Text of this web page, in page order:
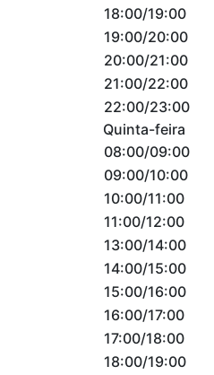
18:00/19:00
19:00/20:00
20:00/21:00
21:00/22:00
22:00/23:00
Quinta-feira
08:00/09:00
09:00/10:00
10:00/11:00
11:00/12:00
13:00/14:00
14:00/15:00
15:00/16:00
16:00/17:00
17:00/18:00
18:00/19:00